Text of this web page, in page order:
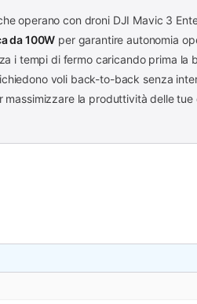
operano con droni DJI Mavic 3
da 100W per garantire autonomia
i tempi di fermo caricando prima la
voli back-to-back senza
la produttività delle tue